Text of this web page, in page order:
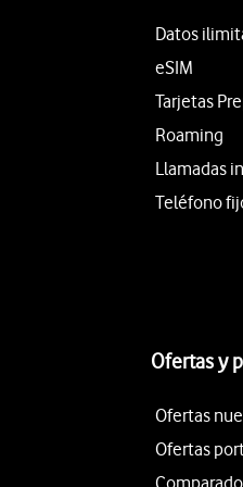
Datos
eSIM
Tarjetas
Roaming
Llamadas
Teléfono
Ofertas y
Ofertas
Ofertas